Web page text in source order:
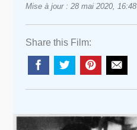
Mise à jour : 28 mai 2020, 16:48
Share this Film: